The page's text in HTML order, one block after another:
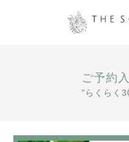
ご予約
"らくらく